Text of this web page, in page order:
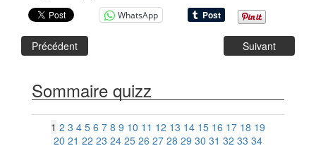
WhatsApp
Précédent Suivant
Sommaire quizz
1 2 3 4 5 6 7 8 9 10 11 12 13 14 15 16 17 18 19
20 21 22 23 24 25 26 27 28 29 30 31 32 33 34